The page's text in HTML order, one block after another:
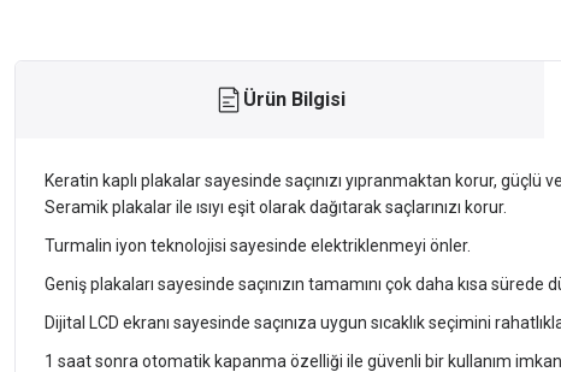
Ürün Bilgisi
Keratin kaplı plakalar sayesinde saçınızı yıpranmaktan korur, güçlü
Seramik plakalar ile ısıyı eşit olarak dağıtarak saçlarınızı korur.
Turmalin iyon teknolojisi sayesinde elektriklenmeyi önler.
Geniş plakaları sayesinde saçınızın tamamını çok daha kısa sürede
Dijital LCD ekranı sayesinde saçınıza uygun sıcaklık seçimini
1 saat sonra otomatik kapanma özelliği ile güvenli bir kullanım